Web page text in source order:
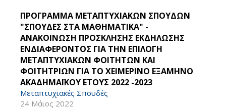
ΠΡΟΓΡΑΜΜΑ ΜΕΤΑΠΤΥΧΙΑΚΩΝ ΣΠΟΥΔΩΝ
"ΣΠΟΥΔΕΣ ΣΤΑ ΜΑΘΗΜΑΤΙΚΑ" -
ΑΝΑΚΟΙΝΩΣΗ ΠΡΟΣΚΛΗΣΗΣ ΕΚΔΗΛΩΣΗΣ
ΕΝΔΙΑΦΕΡΟΝΤΟΣ ΓΙΑ ΤΗΝ ΕΠΙΛΟΓΗ
ΜΕΤΑΠΤΥΧΙΑΚΩΝ ΦΟΙΤΗΤΩΝ ΚΑΙ
ΦΟΙΤΗΤΡΙΩΝ ΓΙΑ ΤΟ ΧΕΙΜΕΡΙΝΟ ΕΞΑΜΗΝΟ
ΑΚΑΔΗΜΑΪΚΟΥ ΕΤΟΥΣ 2022 -2023
Μεταπτυχιακές Σπουδές
24 Μάιος 2022